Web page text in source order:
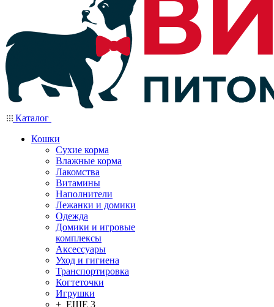
Каталог
Кошки
Сухие корма
Влажные корма
Лакомства
Витамины
Наполнители
Лежанки и домики
Одежда
Домики и игровые
комплексы
Аксессуары
Уход и гигиена
Транспортировка
Когтеточки
Игрушки
+ ЕЩЕ 3